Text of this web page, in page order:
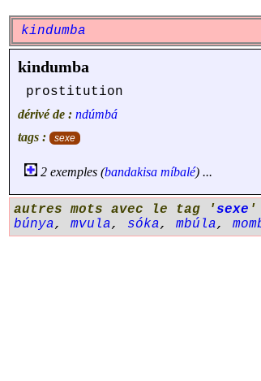
kindumba
kindumba
prostitution
dérivé de : ndúmbá
tags :
sexe
2 exemples (bandakisa míbalé) ...
autres mots avec le tag 'sexe '
búnya, mvula, sóka, mbúla,